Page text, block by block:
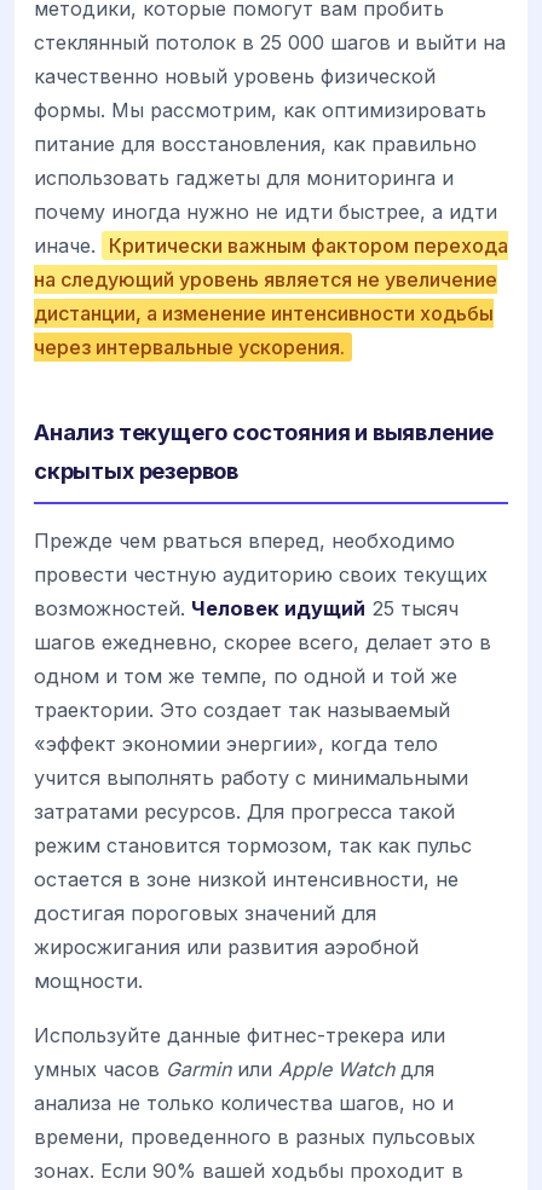
методики, которые помогут вам пробить
стеклянный потолок в 25 000 шагов и выйти на
качественно новый уровень физической
формы. Мы рассмотрим, как оптимизировать
питание для восстановления, как правильно
использовать гаджеты для мониторинга и
почему иногда нужно не идти быстрее, а идти
иначе.
Критически важным фактором перехода
на следующий уровень является не увеличение
дистанции, а изменение интенсивности ходьбы
через интервальные ускорения.
Анализ текущего состояния и выявление
скрытых резервов
Прежде чем рваться вперед, необходимо
провести честную аудиторию своих текущих
возможностей. Человек идущий 25 тысяч
шагов ежедневно, скорее всего, делает это в
одном и том же темпе, по одной и той же
траектории. Это создает так называемый
«эффект экономии энергии», когда тело
учится выполнять работу с минимальными
затратами ресурсов. Для прогресса такой
режим становится тормозом, так как пульс
остается в зоне низкой интенсивности, не
достигая пороговых значений для
жиросжигания или развития аэробной
мощности.
Используйте данные фитнес-трекера или
умных часов Garminили Apple Watchдля
анализа не только количества шагов, но и
времени, проведенного в разных пульсовых
зонах. Если 90% вашей ходьбы проходит в